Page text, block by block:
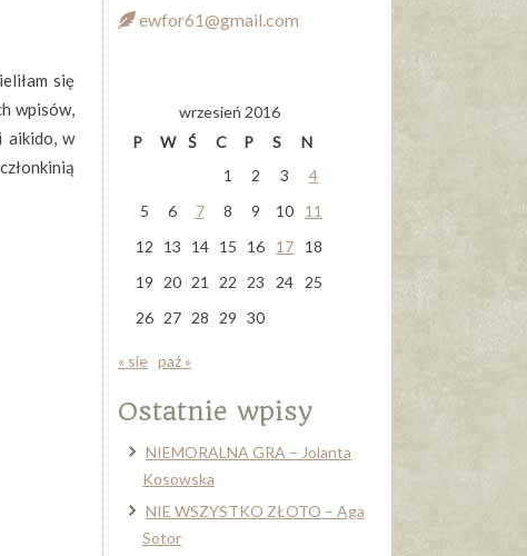
się
wpisów,
aikido, w
ewfor61@gmail.com
wrzesień 2016
P
W Ś C P S
N
1
2 3
4
5
6 7 8 9 10
11
12
13 14 15 16 17
18
19
20 21 22 23 24
25
26
27 28 29 30
« sie paź »
Ostatnie wpisy
NIEMORALNA GRA – Jolanta
Kosowska
NIE WSZYSTKO ZŁOTO – Aga
Sotor